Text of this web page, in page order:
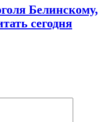
Белинскому,
сегодня